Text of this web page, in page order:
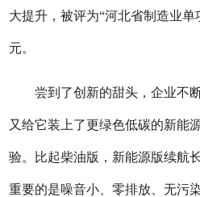
大提升，被评为“河北省制造业单
元。
尝到了创新的甜头，企业不断
又给它装上了更绿色低碳的新能
验。比起柴油版，新能源版续航
重要的是噪音小、零排放、无污